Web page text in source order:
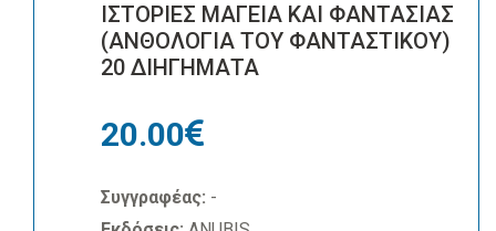
ΙΣΤΟΡΙΕΣ ΜΑΓΕΙΑ ΚΑΙ ΦΑΝΤΑΣΙΑΣ
(ΑΝΘΟΛΟΓΙΑ ΤΟΥ ΦΑΝΤΑΣΤΙΚΟΥ)
20 ΔΙΗΓΗΜΑΤΑ
20.00
Συγγραφέας: -